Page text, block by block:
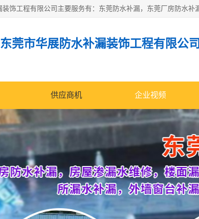
东莞市华展防水补漏装饰工程有限公司
供应商机 企业视频